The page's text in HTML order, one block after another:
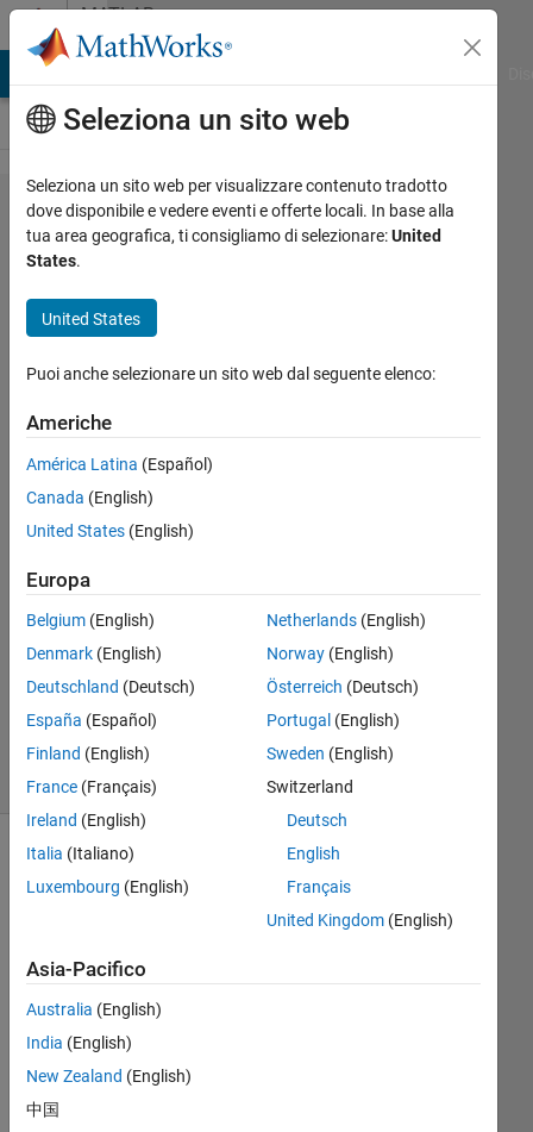
Vai al contenutoMATLAB
Answers
Calling
dll in
model.
Quentin
Coret
30 Mar
2023
1
Risposta
accettata
Aggiornato
30 Mar
4
Visualizzazioni
(30 giorni)
o,
Seleziona un sito web
Seleziona un sito web per visualizzare contenuto tradotto
dove disponibile e vedere eventi e offerte locali. In base alla
tua area geografica, ti consigliamo di selezionare:United
States.
United States
Puoi anche selezionare un sito web dal seguente elenco:
Americhe
América Latina (Español)
Canada (English)
United States (English)
Europa
Belgium (English)
Denmark (English)
Deutschland (Deutsch)
España (Español)
Finland (English)
France (Français)
Ireland (English)
Italia (Italiano)
Luxembourg (English)
Netherlands(English)
Norway(English)
Österreich (Deutsch)
Portugal (English)
Sweden (English)
Switzerland
Deutsch
English
Français
United Kingdom(English)
Asia-Pacifico
Australia (English)
India (English)
New Zealand (English)
中国